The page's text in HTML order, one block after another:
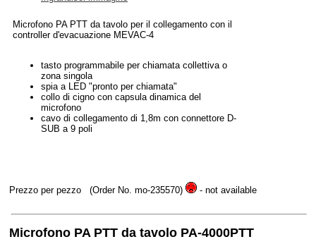
Microfono PA PTT da tavolo per il collegamento con il
controller d'evacuazione MEVAC-4
tasto programmabile per chiamata collettiva o
zona singola
spia a LED "pronto per chiamata"
collo di cigno con capsula dinamica del
microfono
cavo di collegamento di 1,8m con connettore D-
SUB a 9 poli
Prezzo per pezzo (Order No. mo-235570) - not available
Microfono PA PTT da tavolo PA-4000PTT